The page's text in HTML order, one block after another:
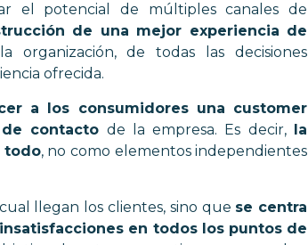
el potencial de múltiples canales de
de una mejor experiencia de
organización, de todas las decisiones
ofrecida.
a los consumidores una customer
contacto de la empresa. Es decir,
la
todo, no como elementos independientes
llegan los clientes, sino que se centra
en todos los puntos de